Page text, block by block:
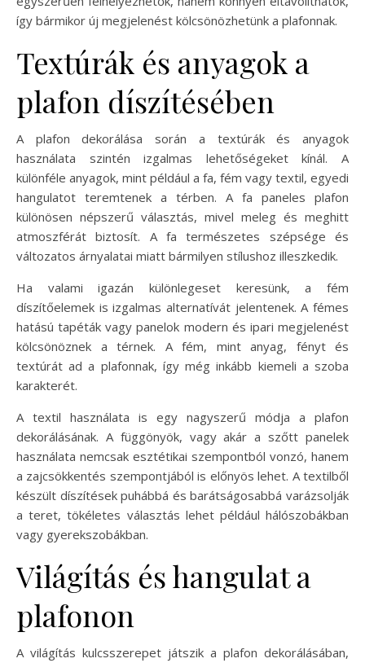
így bármikor új megjelenést kölcsönözhetünk a plafonnak.
Textúrák és anyagok a
plafon díszítésében
A plafon dekorálása során a textúrák és anyagok
használata szintén izgalmas lehetőségeket kínál. A
különféle anyagok, mint például a fa, fém vagy textil, egyedi
hangulatot teremtenek a térben. A fa paneles plafon
különösen népszerű választás, mivel meleg és meghitt
atmoszférát biztosít. A fa természetes szépsége és
változatos árnyalatai miatt bármilyen stílushoz illeszkedik.
Ha valami igazán különlegeset keresünk, a fém
díszítőelemek is izgalmas alternatívát jelentenek. A fémes
hatású tapéták vagy panelok modern és ipari megjelenést
kölcsönöznek a térnek. A fém, mint anyag, fényt és
textúrát ad a plafonnak, így még inkább kiemeli a szoba
karakterét.
A textil használata is egy nagyszerű módja a plafon
dekorálásának. A függönyök, vagy akár a szőtt panelek
használata nemcsak esztétikai szempontból vonzó, hanem
a zajcsökkentés szempontjából is előnyös lehet. A textilből
készült díszítések puhábbá és barátságosabbá varázsolják
a teret, tökéletes választás lehet például hálószobákban
vagy gyerekszobákban.
Világítás és hangulat a
plafonon
A világítás kulcsszerepet játszik a plafon dekorálásában,